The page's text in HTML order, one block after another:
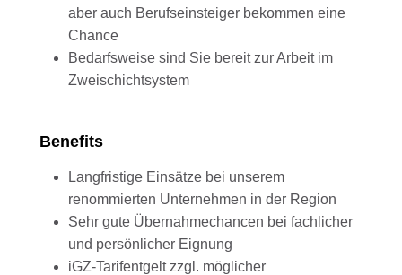
aber auch Berufseinsteiger bekommen eine
Chance
Bedarfsweise sind Sie bereit zur Arbeit im
Zweischichtsystem
Benefits
Langfristige Einsätze bei unserem
renommierten Unternehmen in der Region
Sehr gute Übernahmechancen bei fachlicher
und persönlicher Eignung
iGZ-Tarifentgelt zzgl. möglicher